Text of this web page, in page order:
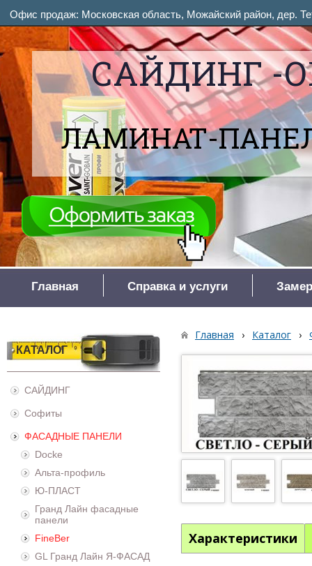
САЙДИНГ -
ЛАМИНАТ-
Офис продаж: Московская область, Можайский район, дер.
Главная Справка и услуги
КАТАЛОГ
САЙДИНГ
Софиты
ФАСАДНЫЕ ПАНЕЛИ
Docke
Альта-профиль
Ю-ПЛАСТ
Гранд Лайн фасадные
панели
FineBer
GL Гранд Лайн Я-ФАСАД
Главная › Каталог ›
Характеристики